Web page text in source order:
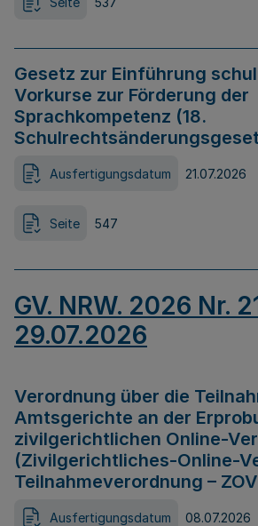
Gesetz zur Einführung
Vorkurse zur Förderung der
Sprachkompetenz (18.
Ausfertigungsdatum 21.07.2026
Seite 547
GV. NRW. 2026 Nr.
29.07.2026
Verordnung über die
Amtsgerichte an der
zivilgerichtlichen Online-
(Zivilgerichtliches-Online-
Teilnahmeverordnung –
Ausfertigungsdatum 08.07.2026